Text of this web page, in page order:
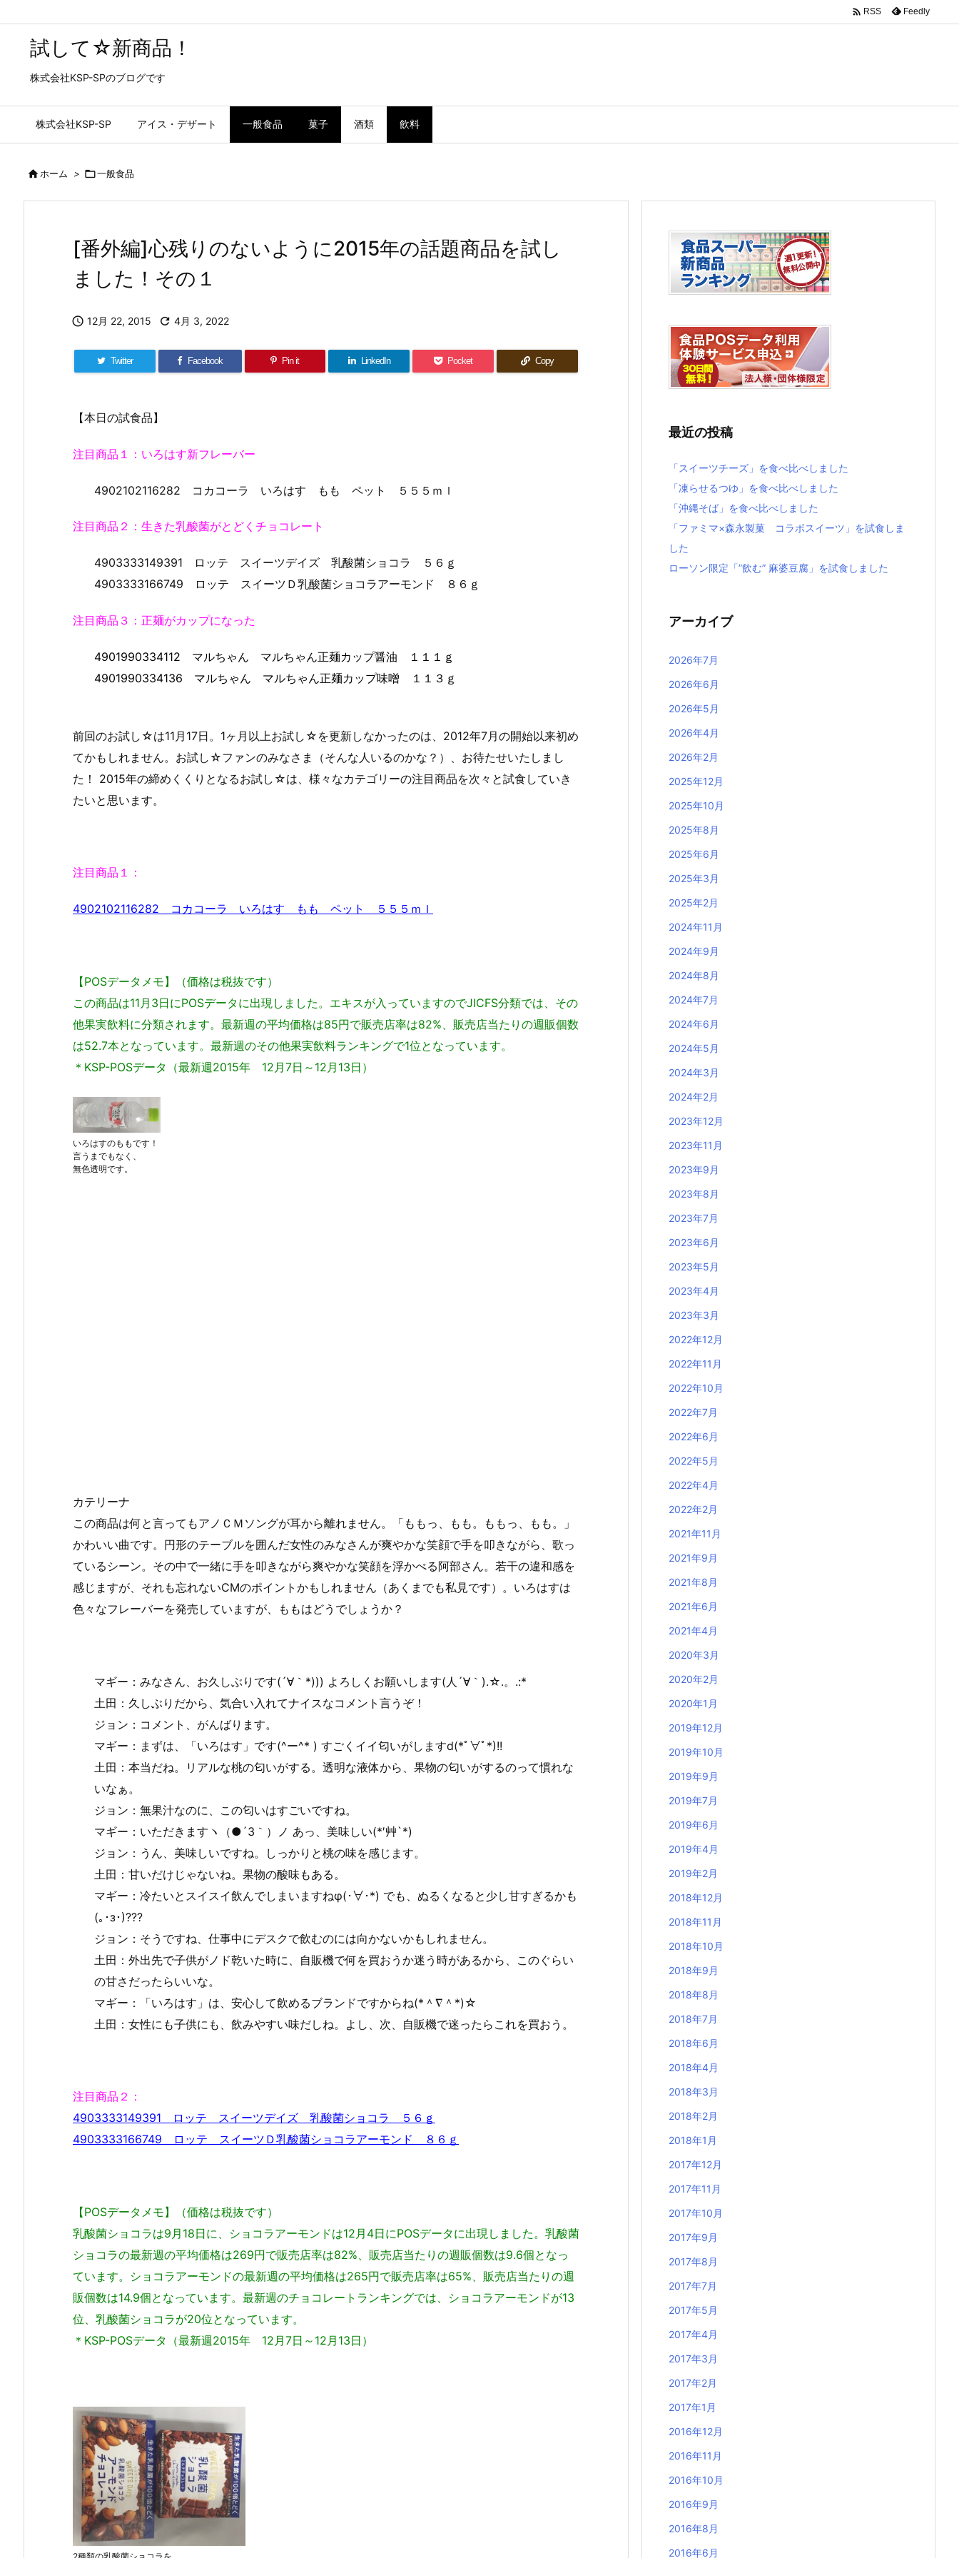
試して☆新商品！
株式会社KSP-SPのブログです
株式会社KSP-SP アイス・デザート 一般食品 菓子 酒類 飲料
 RSS Feedly
ホーム > 一般食品
[番外編]心残りのないように2015年の話題商品を試し
ました！その１
 12月 22, 2015  4月 3, 2022
Twitter Facebook Pin it LinkedIn Pocket Copy
【本日の試食品】
注目商品１：いろはす新フレーバー
4902102116282 コカコーラ いろはす もも ペット ５５５ｍｌ
注目商品２：生きた乳酸菌がとどくチョコレート
4903333149391 ロッテ スイーツデイズ 乳酸菌ショコラ ５６ｇ
4903333166749 ロッテ スイーツＤ乳酸菌ショコラアーモンド ８６ｇ
注目商品３：正麺がカップになった
4901990334112 マルちゃん マルちゃん正麺カップ醤油 １１１ｇ
4901990334136 マルちゃん マルちゃん正麺カップ味噌 １１３ｇ
前回のお試し☆は11月17日。1ヶ月以上お試し☆を更新しなかったのは、2012年7月の開始以来初め
てかもしれません。お試し☆ファンのみなさま（そんな人いるのかな？）、お待たせいたしまし
た！ 2015年の締めくくりとなるお試し☆は、様々なカテゴリーの注目商品を次々と試食していき
たいと思います。
注目商品１：
4902102116282 コカコーラ いろはす もも ペット ５５５ｍｌ
【POSデータメモ】（価格は税抜です）
この商品は11月3日にPOSデータに出現しました。エキスが入っていますのでJICFS分類では、その
他果実飲料に分類されます。最新週の平均価格は85円で販売店率は82%、販売店当たりの週販個数
は52.7本となっています。最新週のその他果実飲料ランキングで1位となっています。
＊KSP-POSデータ（最新週2015年 12月7日～12月13日）
いろはすのももです！
言うまでもなく、
無色透明です。
カテリーナ
この商品は何と言ってもアノＣＭソングが耳から離れません。「ももっ、もも。ももっ、もも。」
かわいい曲です。円形のテーブルを囲んだ女性のみなさんが爽やかな笑顔で手を叩きながら、歌っ
ているシーン。その中で一緒に手を叩きながら爽やかな笑顔を浮かべる阿部さん。若干の違和感を
感じますが、それも忘れないCMのポイントかもしれません（あくまでも私見です）。いろはすは
色々なフレーバーを発売していますが、ももはどうでしょうか？
マギー：みなさん、お久しぶりです(´∀｀*))) よろしくお願いします(人´∀｀).☆.。.:*
土田：久しぶりだから、気合い入れてナイスなコメント言うぞ！
ジョン：コメント、がんばります。
マギー：まずは、「いろはす」です(^ー^* ) すごくイイ匂いがしますd(*ﾟ∀ﾟ*)!!
土田：本当だね。リアルな桃の匂いがする。透明な液体から、果物の匂いがするのって慣れな
いなぁ。
ジョン：無果汁なのに、この匂いはすごいですね。
マギー：いただきますヽ（●´3｀）ノ あっ、美味しい(*′艸`*)
ジョン：うん、美味しいですね。しっかりと桃の味を感じます。
土田：甘いだけじゃないね。果物の酸味もある。
マギー：冷たいとスイスイ飲んでしまいますねφ(･∀･*) でも、ぬるくなると少し甘すぎるかも
(｡･з･)???
ジョン：そうですね、仕事中にデスクで飲むのには向かないかもしれません。
土田：外出先で子供がノド乾いた時に、自販機で何を買おうか迷う時があるから、このぐらい
の甘さだったらいいな。
マギー：「いろはす」は、安心して飲めるブランドですからね(*＾∇＾*)☆
土田：女性にも子供にも、飲みやすい味だしね。よし、次、自販機で迷ったらこれを買おう。
注目商品２：
4903333149391 ロッテ スイーツデイズ 乳酸菌ショコラ ５６ｇ
4903333166749 ロッテ スイーツＤ乳酸菌ショコラアーモンド ８６ｇ
【POSデータメモ】（価格は税抜です）
乳酸菌ショコラは9月18日に、ショコラアーモンドは12月4日にPOSデータに出現しました。乳酸菌
ショコラの最新週の平均価格は269円で販売店率は82%、販売店当たりの週販個数は9.6個となっ
ています。ショコラアーモンドの最新週の平均価格は265円で販売店率は65%、販売店当たりの週
販個数は14.9個となっています。最新週のチョコレートランキングでは、ショコラアーモンドが13
位、乳酸菌ショコラが20位となっています。
＊KSP-POSデータ（最新週2015年 12月7日～12月13日）
最近の投稿
「スイーツチーズ」を食べ比べしました
「凍らせるつゆ」を食べ比べしました
「沖縄そば」を食べ比べしました
「ファミマ×森永製菓 コラボスイーツ」を試食しま
した
ローソン限定「”飲む” 麻婆豆腐」を試食しました
アーカイブ
2026年7月
2026年6月
2026年5月
2026年4月
2026年2月
2025年12月
2025年10月
2025年8月
2025年6月
2025年3月
2025年2月
2024年11月
2024年9月
2024年8月
2024年7月
2024年6月
2024年5月
2024年3月
2024年2月
2023年12月
2023年11月
2023年9月
2023年8月
2023年7月
2023年6月
2023年5月
2023年4月
2023年3月
2022年12月
2022年11月
2022年10月
2022年7月
2022年6月
2022年5月
2022年4月
2022年2月
2021年11月
2021年9月
2021年8月
2021年6月
2021年4月
2020年3月
2020年2月
2020年1月
2019年12月
2019年10月
2019年9月
2019年7月
2019年6月
2019年4月
2019年2月
2018年12月
2018年11月
2018年10月
2018年9月
2018年8月
2018年7月
2018年6月
2018年4月
2018年3月
2018年2月
2018年1月
2017年12月
2017年11月
2017年10月
2017年9月
2017年8月
2017年7月
2017年5月
2017年4月
2017年3月
2017年2月
2017年1月
2016年12月
2016年11月
2016年10月
2016年9月
2016年8月
2016年6月